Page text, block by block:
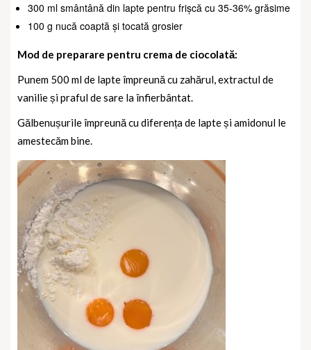
300 ml smântână din lapte pentru frișcă cu 35-36% grăsime
100 g nucă coaptă și tocată grosier
Mod de preparare pentru crema de ciocolată:
Punem 500 ml de lapte împreună cu zahărul, extractul de
vanilie și praful de sare la înfierbântat.
Gălbenușurile împreună cu diferența de lapte și amidonul le
amestecăm bine.